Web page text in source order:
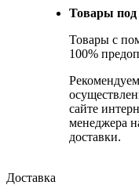
Товары под
Товары с
100%
сайте
менеджера
доставки.
Доставка